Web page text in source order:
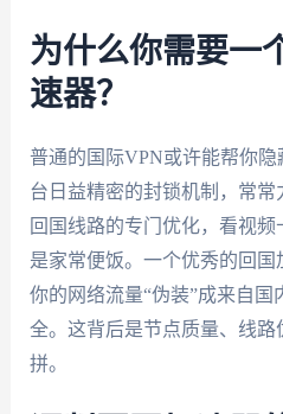
为什么你需要一
速器？
普通的国际VPN或许能帮你
台日益精密的封锁机制，常
回国线路的专门优化，看视
是家常便饭。一个优秀的回
你的网络流量“伪装”成来自
全。这背后是节点质量、线
拼。